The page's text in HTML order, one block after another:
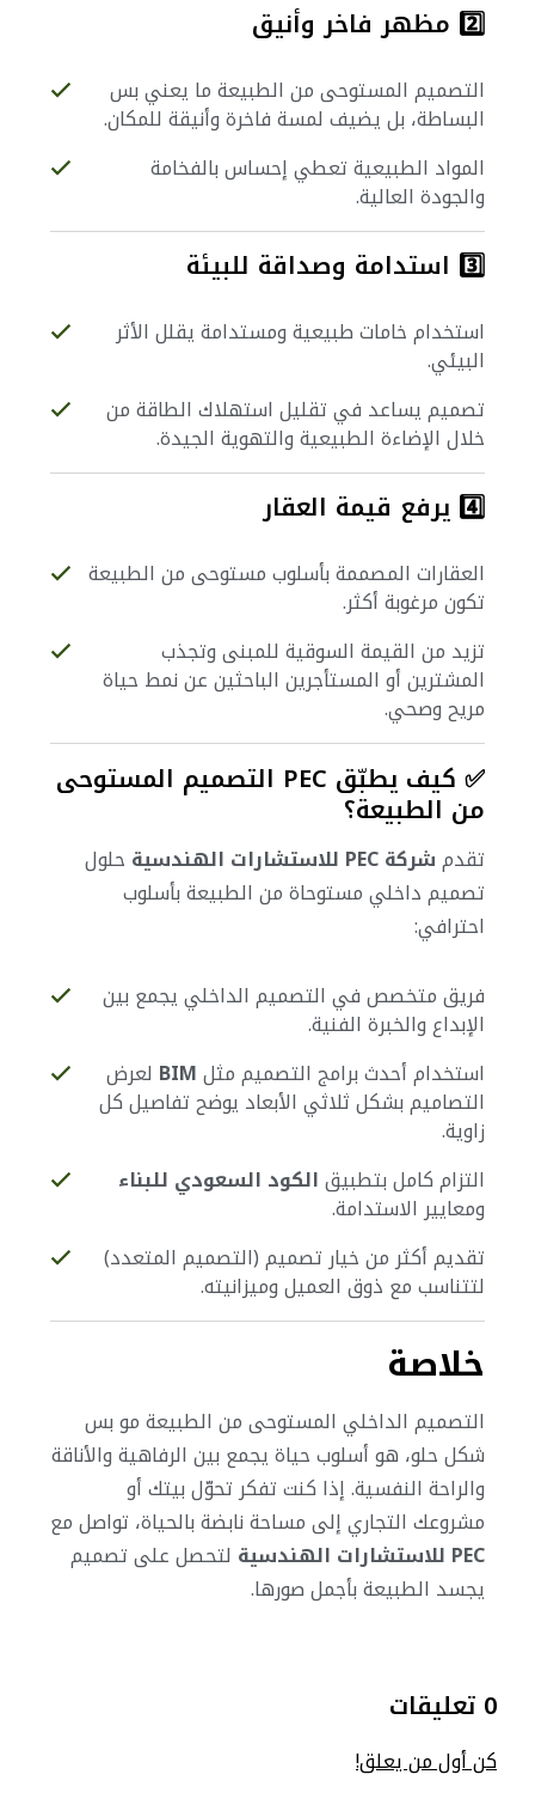
2️⃣ مظهر فاخر وأنيق
التصميم المستوحى من الطبيعة ما يعني بس
البساطة، بل يضيف لمسة فاخرة وأنيقة للمكان.
المواد الطبيعية تعطي إحساس بالفخامة
والجودة العالية.
3️⃣ استدامة وصداقة للبيئة
استخدام خامات طبيعية ومستدامة يقلل الأثر
البيئي.
تصميم يساعد في تقليل استهلاك الطاقة من
خلال الإضاءة الطبيعية والتهوية الجيدة.
4️⃣ يرفع قيمة العقار
العقارات المصممة بأسلوب مستوحى من الطبيعة
تكون مرغوبة أكثر.
تزيد من القيمة السوقية للمبنى وتجذب
المشترين أو المستأجرين الباحثين عن نمط حياة
مريح وصحي.
✅ كيف يطبّق PEC التصميم المستوحى
من الطبيعة؟
تقدمشركة PEC للاستشارات الهندسية
حلول
تصميم داخلي مستوحاة من الطبيعة بأسلوب
احترافي:
فريق متخصص في التصميم الداخلي يجمع بين
الإبداع والخبرة الفنية.
استخدام أحدث برامج التصميم مثلBIM لعرض
التصاميم بشكل ثلاثي الأبعاد يوضح تفاصيل كل
زاوية.
التزام كامل بتطبيقالكود السعودي للبناء
ومعايير الاستدامة.
تقديم أكثر من خيار تصميم (التصميم المتعدد)
لتتناسب مع ذوق العميل وميزانيته.
خلاصة
التصميم الداخلي المستوحى من الطبيعة مو بس
شكل حلو، هو أسلوب حياة يجمع بين الرفاهية والأناقة
والراحة النفسية. إذا كنت تفكر تحوّل بيتك أو
مشروعك التجاري إلى مساحة نابضة بالحياة، تواصل مع
PEC للاستشارات الهندسية
لتحصل على تصميم
يجسد الطبيعة بأجمل صورها.
0 تعليقات
كن أول من يعلق!